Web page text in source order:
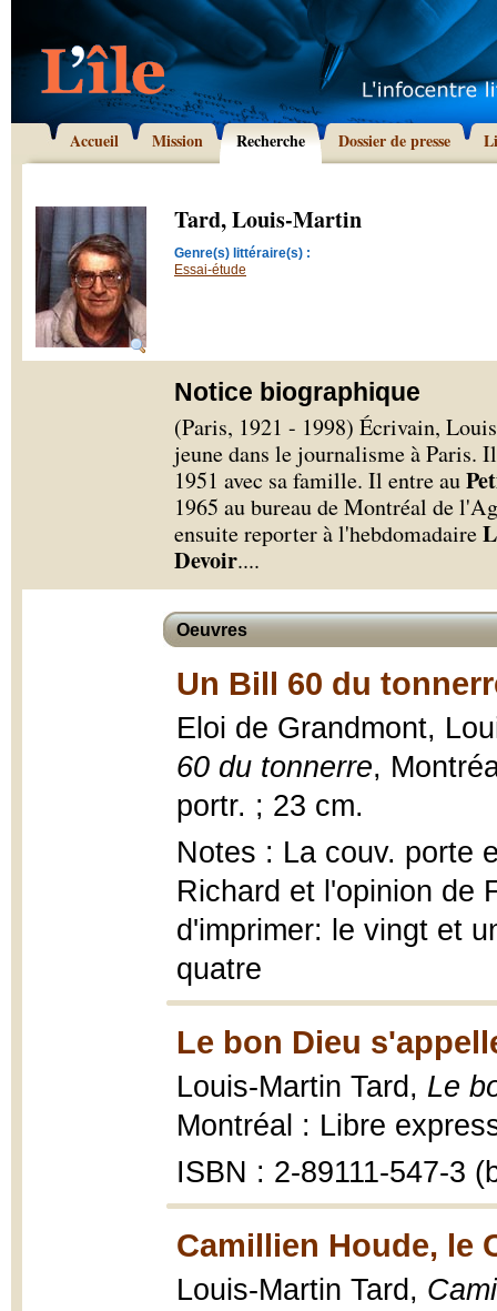
Accueil Mission Recherche Dossier de presse
Tard, Louis-Martin
Genre(s) littéraire(s) :
Essai-étude
Notice biographique
(Paris, 1921 - 1998) Écrivain,
jeune dans le journalisme à Paris.
1951 avec sa famille. Il entre au
1965 au bureau de Montréal de
ensuite reporter à l'hebdomadaire
Devoir....
Oeuvres
Un Bill 60 du
Eloi de Grandmont,
60 du tonnerre,
portr. ; 23 cm.
Notes : La couv. porte
Richard et l'opinion de
d'imprimer: le vingt et
quatre
Le bon Dieu
Louis-Martin Tard, Le
Montréal : Libre
ISBN : 2-89111-547-3
Camillien Houde, le
Louis-Martin Tard,